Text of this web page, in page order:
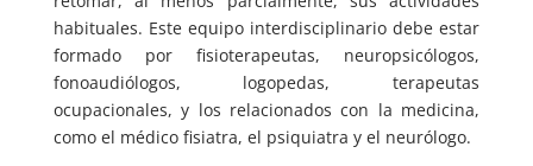
habituales. Este equipo interdisciplinario debe estar
formado por fisioterapeutas, neuropsicólogos,
fonoaudiólogos, logopedas, terapeutas
ocupacionales, y los relacionados con la medicina,
como el médico fisiatra, el psiquiatra y el neurólogo.